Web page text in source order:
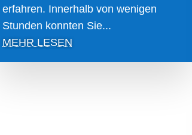
erfahren. Innerhalb von wenigen
Stunden konnten Sie...
MEHR LESEN